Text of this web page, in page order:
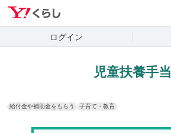
ログイン
児童扶養手当
給付金や補助金をもらう 子育て・教育